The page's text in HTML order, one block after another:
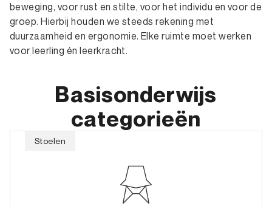
beweging, voor rust en stilte, voor het individu en voor de
groep. Hierbij houden we steeds rekening met
duurzaamheid en ergonomie. Elke ruimte moet werken
voor leerling én leerkracht.
Basisonderwijs
categorieën
Stoelen